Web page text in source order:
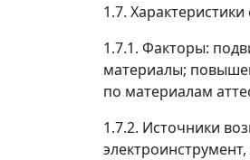
1.7.
1.7.1. Факторы:
материалы;
по материалам
1.7.2. Источники